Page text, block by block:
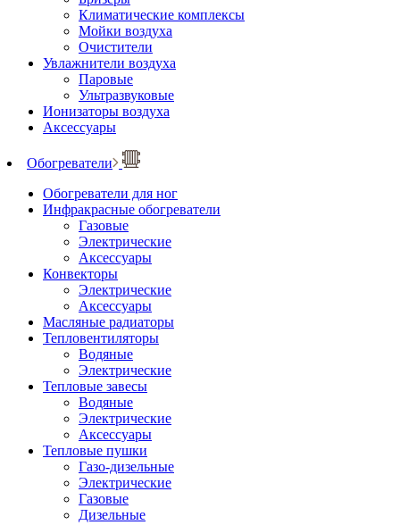
Климатические комплексы
Мойки воздуха
Очистители
Увлажнители воздуха
Паровые
Ультразвуковые
Ионизаторы воздуха
Аксессуары
Обогреватели
Обогреватели для ног
Инфракрасные обогреватели
Газовые
Электрические
Аксессуары
Конвекторы
Электрические
Аксессуары
Масляные радиаторы
Тепловентиляторы
Водяные
Электрические
Тепловые завесы
Водяные
Электрические
Аксессуары
Тепловые пушки
Газо-дизельные
Электрические
Газовые
Дизельные